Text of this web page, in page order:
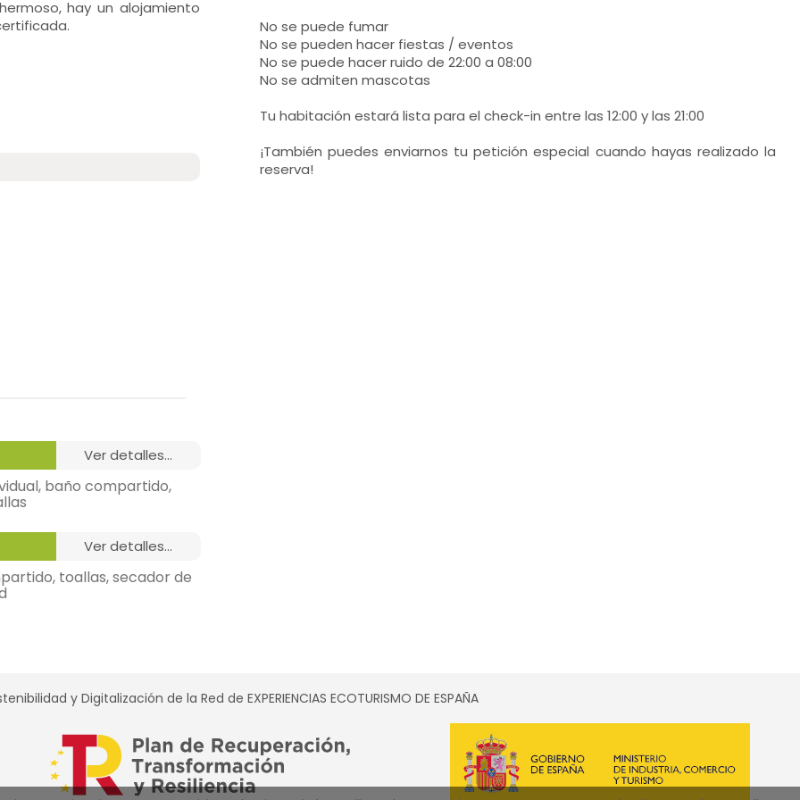
hay un alojamiento
ver detalles...
baño compartido,
ver detalles...
toallas, secador de
No se puede fumar
No se pueden hacer fiestas / eventos
No se puede hacer ruido de 22:00 a 08:00
No se admiten mascotas
Tu habitación estará lista para el check-in entre las 12:00 y las 21:00
¡También puedes enviarnos tu petición especial cuando hayas realizado la
reserva!
y Digitalización de la Red de EXPERIENCIAS ECOTURISMO DE ESPAÑA